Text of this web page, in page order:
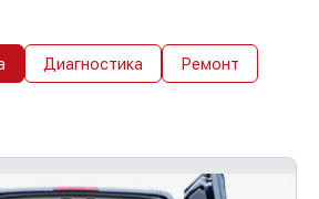
Диагностика Ремонт